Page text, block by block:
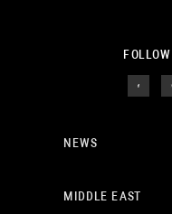
NEWS
MIDDLE EAST